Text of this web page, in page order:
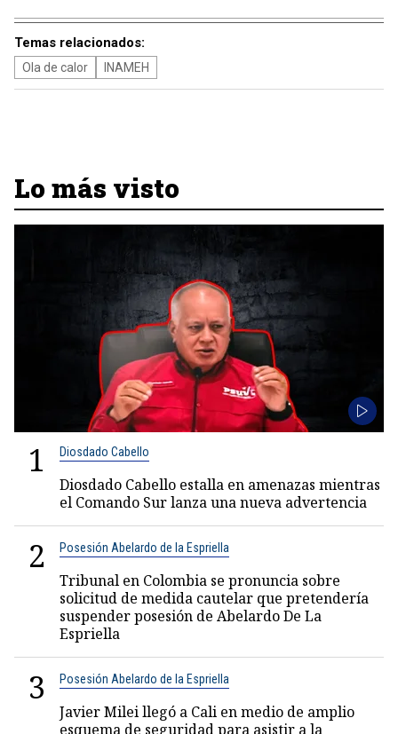
Temas relacionados:
Ola de calor INAMEH
Lo más visto
1 Diosdado Cabello
Diosdado Cabello estalla en amenazas mientras
el Comando Sur lanza una nueva advertencia
2 Posesión Abelardo de la Espriella
Tribunal en Colombia se pronuncia sobre
solicitud de medida cautelar que pretendería
suspender posesión de Abelardo De La
Espriella
3 Posesión Abelardo de la Espriella
Javier Milei llegó a Cali en medio de amplio
esquema de seguridad para asistir a la